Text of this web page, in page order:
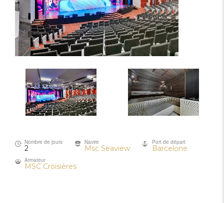
Nombre de jours
2
Navire
Msc Seaview
Port de départ
Barcelone
Armateur
MSC Croisières